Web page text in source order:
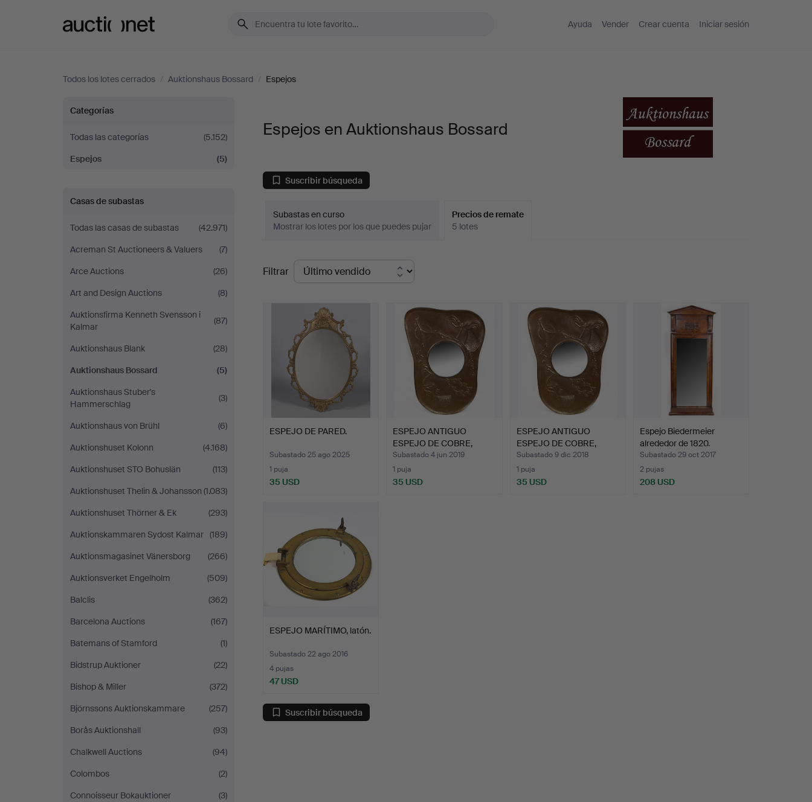
Ayuda Vender Crear cuenta Iniciar sesión
Todos los lotes cerrados / Auktionshaus Bossard / Espejos
Espejos
en
Auktionshaus
Bossard
Categorías
Todas las categorías
(5.152)
Espejos
(5)
Casas de subastas
Todas las casas de subastas
(42.971)
Acreman St Auctioneers & Valuers
(7)
Arce Auctions
(26)
Art and Design Auctions
(8)
Auktionsfirma Kenneth Svensson i
Kalmar
(87)
Auktionshaus Blank
(28)
Auktionshaus Bossard
(5)
Auktionshaus Stuber's
Hammerschlag
(3)
Auktionshaus von Brühl
(6)
Auktionshuset Kolonn
(4.168)
Auktionshuset STO Bohuslän
(113)
Auktionshuset Thelin & Johansson (1.083)
Auktionshuset Thörner & Ek
(293)
Auktionskammaren Sydost Kalmar (189)
Auktionsmagasinet Vänersborg
(266)
Auktionsverket Engelholm
(509)
Balclis
(362)
Barcelona Auctions
(167)
Batemans of Stamford
(1)
Bidstrup Auktioner
(22)
Bishop & Miller
(372)
Björnssons Auktionskammare
(257)
Borås Auktionshall
(93)
Chalkwell Auctions
(94)
Colombos
(2)
Connoisseur Bokauktioner
(3)
Espejos en Auktionshaus Bossard
Suscribir búsqueda
Subastas en curso
Mostrar los lotes por los que puedes pujar
Precios de remate
5 lotes
Precios
de
remate
Filtrar
ESPEJO DE PARED.
Subastado 25 ago 2025
1 puja
35 USD
ESPEJO ANTIGUO
ESPEJO DE COBRE,
ESPEJO DE …
Subastado 4 jun 2019
1 puja
35 USD
ESPEJO ANTIGUO
ESPEJO DE COBRE,
ESPEJO DE …
Subastado 9 dic 2018
1 puja
35 USD
Espejo Biedermeier
alrededor de 1820.
Subastado 29 oct 2017
2 pujas
208 USD
ESPEJO MARÍTIMO, latón.
Subastado 22 ago 2016
4 pujas
47 USD
Suscribir búsqueda